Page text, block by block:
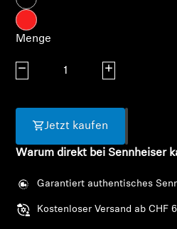
AMBEO entdecken
AMBEO Ersatzteile & Zubehör
Klangraum
Menge
Menge verringern Menge erhöhen
Jetzt kaufen
Warum direkt bei Sennheiser
Garantiert authentisches
Kostenloser Versand ab CHF
Anmeldung